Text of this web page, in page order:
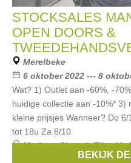
STOCKSALES
OPEN DOORS &
Merelbeke
6 oktober 2022 --- 8
Wat? 1) Outlet aan -60%, -
huidige collectie aan -10%* 3)
kleine prijsjes Wanneer? Do
tot 18u Za 8/10
Merken:Closed,Ellen
BEKIJK